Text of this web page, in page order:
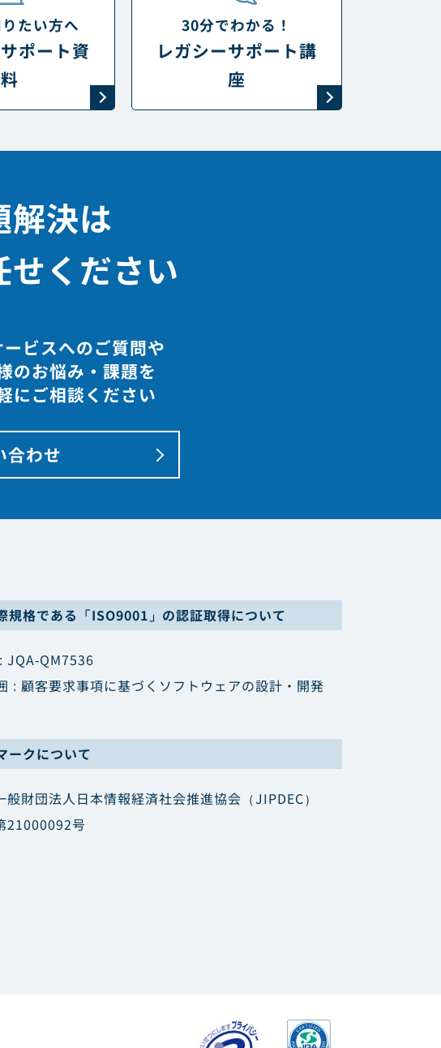
たい方へ
ポート資
料
30分でわかる！
レガシーサポート講
座
解決は
ください
ービスへのご質問や
のお悩み・課題を
にご相談ください
合わせ
規格である「ISO9001」の認証取得について
QM7536
: 顧客要求事項に基づくソフトウェアの設計・開発
ークについて
財団法人日本情報経済社会推進協会（JIPDEC）
21000092号